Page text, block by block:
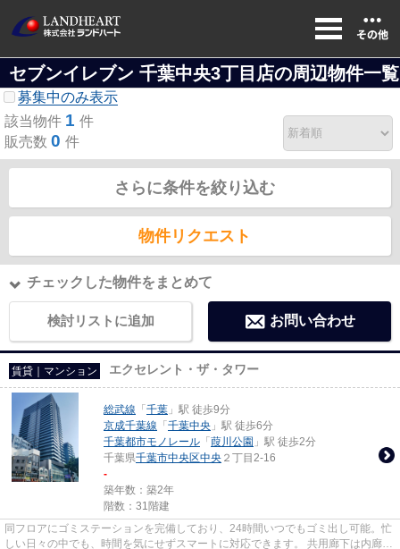
セブンイレブン 千葉中央3丁目店の周辺物件一覧
募集中のみ表示
該当物件 1 件
販売数 0 件
さらに条件を絞り込む
物件リクエスト
チェックした物件をまとめて
検討リストに追加 お問い合わせ
賃貸｜マンション エクセレント・ザ・タワー
総武線 「 千葉 」駅 徒歩9分
京成千葉線 「 千葉中央 」駅 徒歩6分
千葉都市モノレール 「 葭川公園 」駅 徒歩2分
千葉県千葉市中央区中央 ２丁目2-16
-
築年数：築2年
階数：31階建
同フロアにゴミステーションを完備しており、24時間いつでもゴミ出し可能。忙
しい日々の中でも、時間を気にせずスマートに対応できます。 共用廊下は内廊下